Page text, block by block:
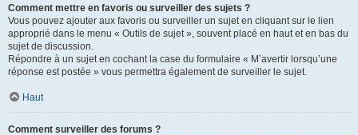
Comment mettre en favoris ou surveiller des sujets ?
Vous pouvez ajouter aux favoris ou surveiller un sujet en cliquant sur le lien
approprié dans le menu « Outils de sujet », souvent placé en haut et en bas du
sujet de discussion.
Répondre à un sujet en cochant la case du formulaire « M’avertir lorsqu’une
réponse est postée » vous permettra également de surveiller le sujet.
Haut
Comment surveiller des forums ?